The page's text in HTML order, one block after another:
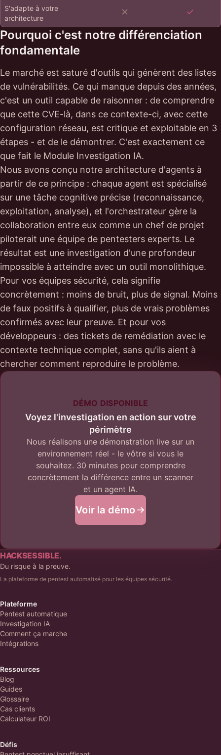
S'adapte à votre
architecture
Pourquoi c'est notre différenciation
fondamentale
Le marché est saturé d'outils qui génèrent des listes
de vulnérabilités. Ce qui manque depuis des années,
c'est un outil capable de raisonner : de comprendre
que cette CVE-là, dans ce contexte-ci, avec cette
configuration réseau, est critique et exploitable en 3
étapes - et de le démontrer. C'est exactement ce
que fait le Module Investigation IA.
Nous avons conçu notre architecture d'agents à
partir de ce principe : chaque agent est spécialisé
sur une tâche cognitive précise (reconnaissance,
exploitation, analyse), et l'orchestrateur gère la
collaboration entre eux comme un chef de projet
piloterait une équipe de pentesters experts. Le
résultat est une investigation d'une profondeur
impossible à atteindre avec un outil monolithique.
Pour vos équipes sécurité, cela signifie
concrètement : moins de bruit, plus de signal. Moins
de faux positifs à qualifier, plus de vrais problèmes
confirmés avec leur preuve. Et pour vos
développeurs : des tickets de remédiation avec le
contexte technique complet, sans qu'ils aient à
chercher comment reproduire le problème.
DÉMO DISPONIBLE
Voyez l'investigation en action sur votre
périmètre
Nous réalisons une démonstration live sur un
environnement réel - le vôtre si vous le
souhaitez. 30 minutes pour comprendre
concrètement la différence entre un scanner
et un agent IA.
Voir la démo
HACKSESSIBLE.
Du risque à la preuve.
La plateforme de pentest automatisé pour les équipes sécurité.
Plateforme
Pentest automatique
Investigation IA
Comment ça marche
Intégrations
Ressources
Blog
Guides
Glossaire
Cas clients
Calculateur ROI
Défis